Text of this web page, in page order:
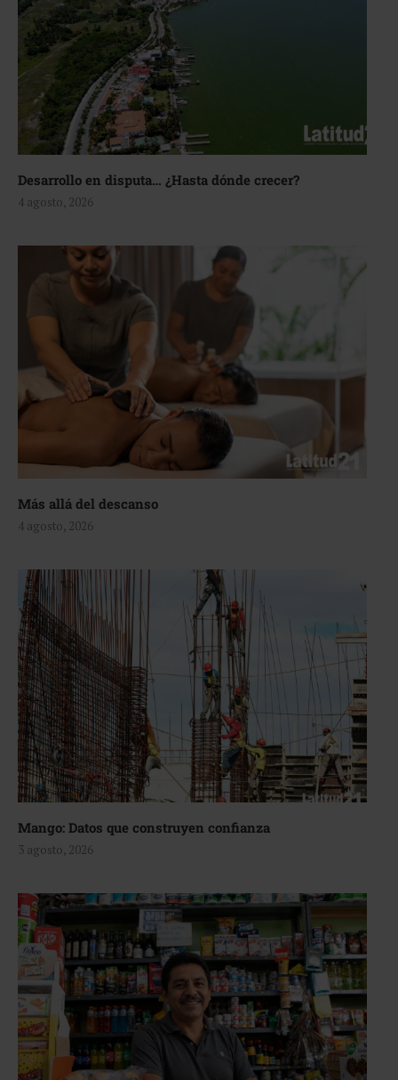
Desarrollo en disputa… ¿Hasta dónde crecer?
4 agosto, 2026
Más allá del descanso
4 agosto, 2026
Mango: Datos que construyen confianza
3 agosto, 2026